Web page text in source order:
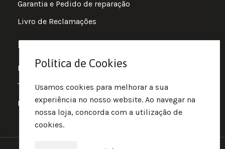
Garantia e Pedido de reparação
Livro de Reclamações
Informações
Política de Privacidade
Termos e Condições
Política de Cookies
Política de Cookies
Usamos cookies para melhorar a sua
experiência no nosso website. Ao navegar na
nossa loja, concorda com a utilização de
cookies.